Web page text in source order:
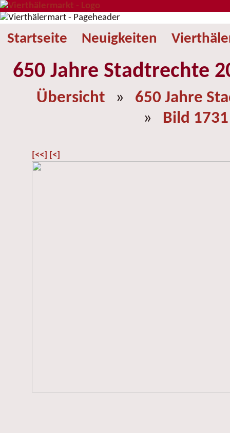
Startseite Neuigkeiten
650 Jahre Stadtrechte
Übersicht » 650 Jahre
» Bild 1731
[<<] [<]